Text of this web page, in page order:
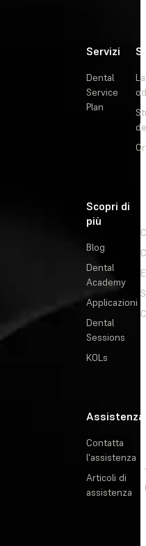
Servizi
Dental
Service
Plan
Scopri di
più
Blog
Dental
Academy
Applicazioni
Dental
Sessions
KOLs
Assistenza
Contatta
l'assistenza
Articoli di
assistenza